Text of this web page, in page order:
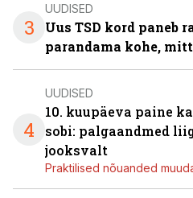
3
UUDISED
Uus TSD kord paneb
parandama kohe,
4
UUDISED
10. kuupäeva paine
sobi: palgaandmed
jooksvalt
Praktilised nõuanded